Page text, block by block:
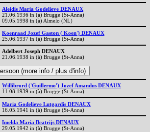
Aleidis Maria Godelieve DENAUX
21.06.1936 in (à) Brugge (St-Anna)
09.05.1998 in (à) Almelo (NL)
Koenraad Jozef Gaston ('Koen') DENAUX
25.06.1937 in (à) Brugge (St-Anna)
Adelbert Joseph DENAUX
21.06.1938 in (à) Brugge (St-Anna)
Willibrord ('Guillermo') Jozef Amandus DENAUX
11.08.1939 in (à) Brugge (St-Anna)
Maria Godelieve Lutgardis DENAUX
16.05.1941 in (à) Brugge (St-Anna)
Imelda Maria Beatrijs DENAUX
29.05.1942 in (à) Brugge (St-Anna)